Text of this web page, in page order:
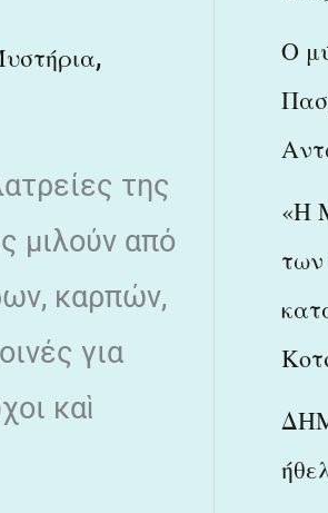
,
της
μιλούν από
καρπών,
για
καὶ
Ο
«Η